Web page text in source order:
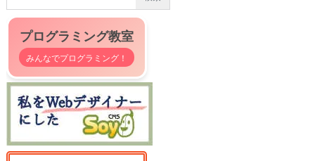
プログラミング教室
みんなでプログラミング！